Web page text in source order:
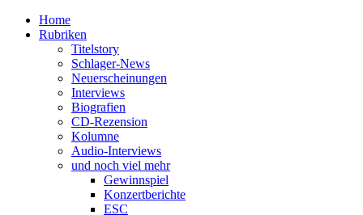
Home
Rubriken
Titelstory
Schlager-News
Neuerscheinungen
Interviews
Biografien
CD-Rezension
Kolumne
Audio-Interviews
und noch viel mehr
Gewinnspiel
Konzertberichte
ESC